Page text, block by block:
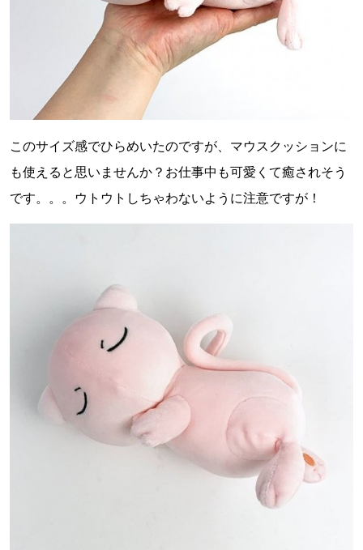
このサイズ感でひらめいたのですが、マウスクッションに
も使えると思いませんか？お仕事中も可愛くて癒されそう
です。。。ウトウトしちゃわないように注意ですが！